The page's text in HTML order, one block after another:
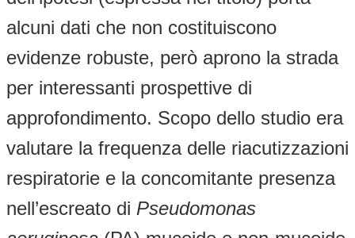
alcuni dati che non costituiscono
evidenze robuste, però aprono la strada
per interessanti prospettive di
approfondimento. Scopo dello studio era
valutare la frequenza delle riacutizzazioni
respiratorie e la concomitante presenza
nell’escreato di Pseudomonas